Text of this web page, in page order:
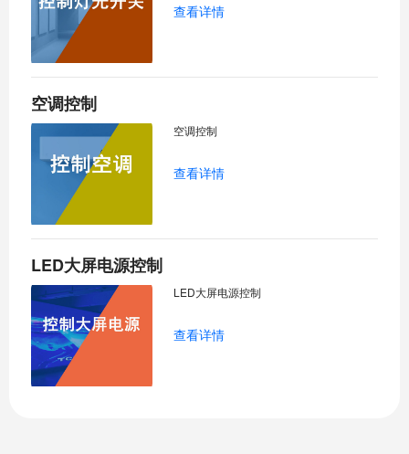
查看详情
空调控制
空调控制
查看详情
LED大屏电源控制
LED大屏电源控制
查看详情